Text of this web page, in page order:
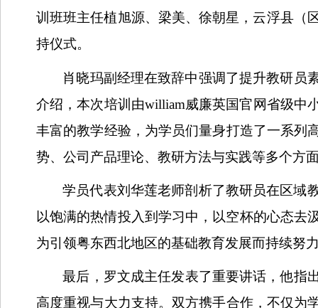
训班班主任植旭源、梁美、徐朝星，云浮县（
持仪式。
肖晓玛副经理在致辞中强调了提升教研员
介绍，本次培训由william威廉英国官网省级中
丰富的教学经验，为学员们量身打造了一系列
势、公司产品理论、教研方法与实践等多个方
学员代表刘华莲老师剖析了教研员在区域
以饱满的热情投入到学习中，以空杯的心态去
为引领粤东西北地区的基础教育发展而持续努
最后，罗文成主任发表了重要讲话，他指
高度重视与大力支持。双方携手合作，不仅为